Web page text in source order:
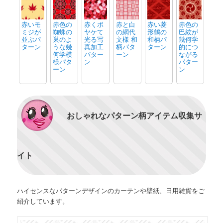
赤いモ
ミジが
並ぶパ
ターン
赤色の
蜘蛛の
巣のよ
うな幾
何学模
様パタ
ーン
赤くボ
ヤケて
光る写
真加工
パター
ン
赤と白
の網代
文様 和
柄パタ
ーン
赤い菱
形鶴の
和柄パ
ターン
赤色の
巴紋が
幾何学
的につ
ながる
パター
ン
おしゃれなパターン柄アイテム収集サ
イト
ハイセンスなパターンデザインのカーテンや壁紙、日用雑貨をご
紹介しています。